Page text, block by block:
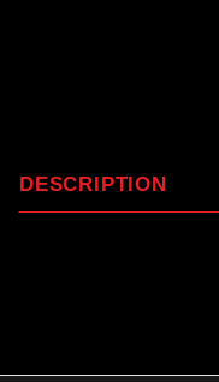
DESCRIPTION